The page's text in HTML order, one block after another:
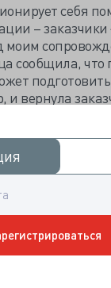
себя
– заказчики
моим
сообщила, что
и вернула
глава
коррективы, но
диссертации
на гораздо